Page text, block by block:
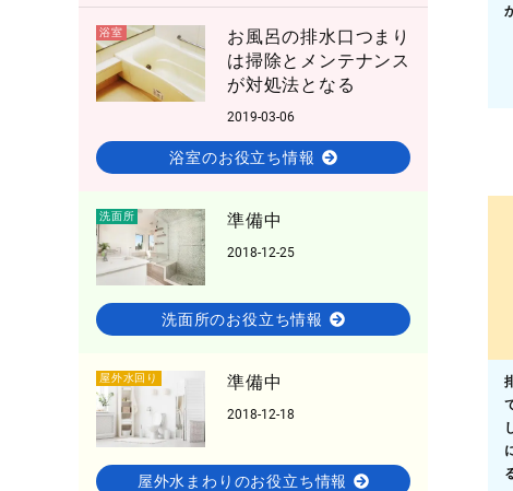
浴室
お風呂の排水口つまり
は掃除とメンテナンス
が対処法となる
2019-03-06
浴室のお役立ち情報
洗面所 準備中
2018-12-25
洗面所のお役立ち情報
屋外水回り 準備中
2018-12-18
屋外水まわりのお役立ち情報